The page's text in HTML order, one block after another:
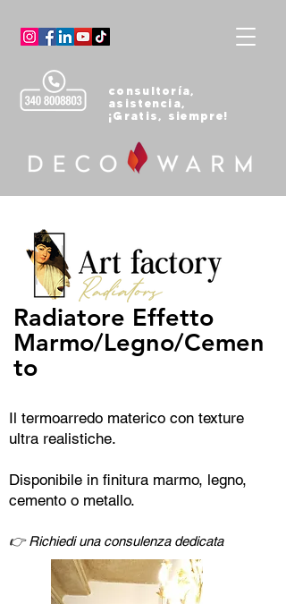
consultoría,
asistencia,
¡Gratis, siempre!
Radiatore Effetto
Marmo/Legno/Cemen
to
Il termoarredo materico con texture
ultra realistiche.
Disponibile in finitura marmo, legno,
cemento o metallo.
👉 Richiedi una consulenza dedicata